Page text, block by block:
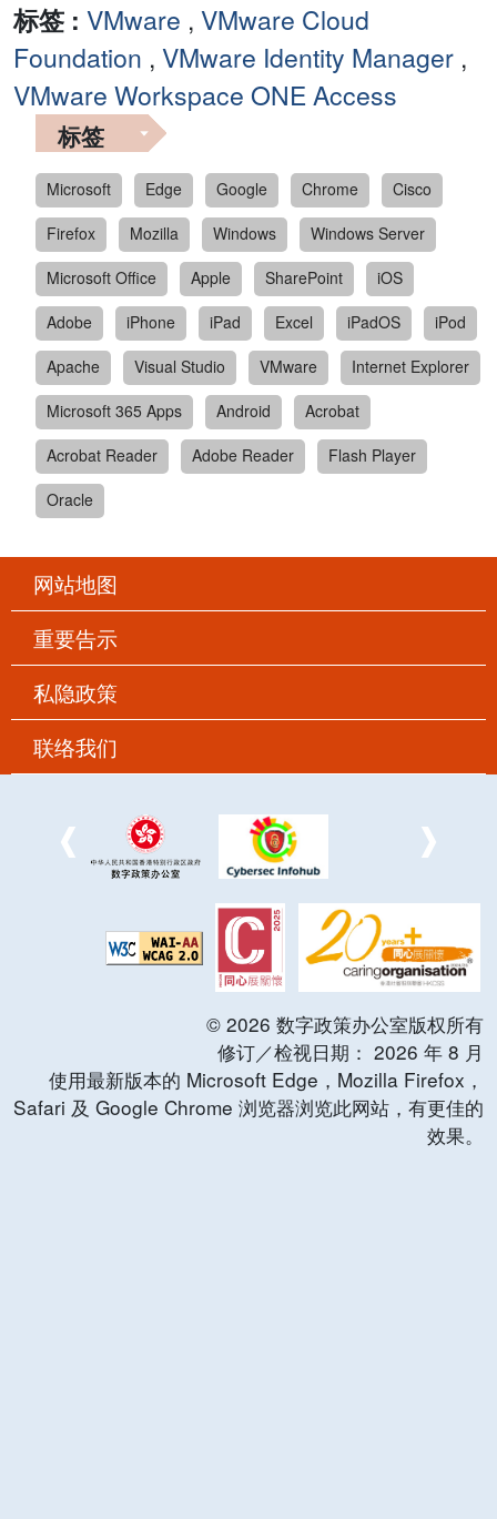
标签 : VMware , VMware Cloud
Foundation , VMware Identity Manager ,
VMware Workspace ONE Access
标签
Microsoft Edge Google Chrome
Cisco
Firefox
Mozilla Windows
Windows Server
Microsoft Office
Apple SharePoint
iOS
Adobe
iPhone iPad Excel iPadOS
iPod
Apache
Visual Studio VMware
Internet Explorer
Microsoft 365 Apps
Android
Acrobat
Acrobat Reader
Adobe Reader
Flash Player
Oracle
网站地图
重要告示
私隐政策
联络我们
© 2026 数字政策办公室版权所有
修订／检视日期： 2026 年 8 月
使用最新版本的 Microsoft Edge，Mozilla Firefox，
Safari 及 Google Chrome 浏览器浏览此网站，有更佳的
效果。